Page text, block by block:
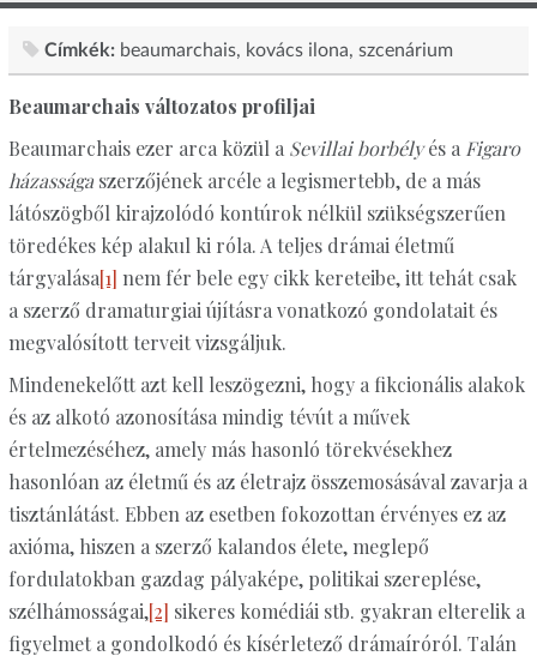
Címkék: beaumarchais kovács ilona szcenárium
Beaumarchais változatos profiljai
Beaumarchais ezer arca közül a Sevillai borbélyés a Figaro
házasságaszerzőjének arcéle a legismertebb, de a más
látószögből kirajzolódó kontúrok nélkül szükségszerűen
töredékes kép alakul ki róla. A teljes drámai életmű
tárgyalása[1] nem fér bele egy cikk kereteibe, itt tehát csak
a szerző dramaturgiai újításra vonatkozó gondolatait és
megvalósított terveit vizsgáljuk.
Mindenekelőtt azt kell leszögezni, hogy a fikcionális alakok
és az alkotó azonosítása mindig tévút a művek
értelmezéséhez, amely más hasonló törekvésekhez
hasonlóan az életmű és az életrajz összemosásával zavarja a
tisztánlátást. Ebben az esetben fokozottan érvényes ez az
axióma, hiszen a szerző kalandos élete, meglepő
fordulatokban gazdag pályaképe, politikai szereplése,
szélhámosságai,[2] sikeres komédiái stb. gyakran elterelik a
figyelmet a gondolkodó és kísérletező drámaíróról. Talán